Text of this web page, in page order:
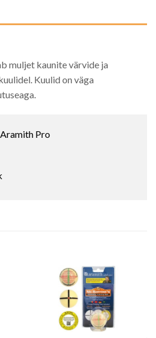
muljet kaunite värvide ja
Kuulid on väga
Pro